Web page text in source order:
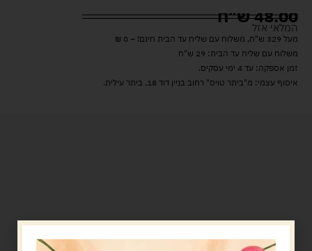
48.00ש"ח
המלאי אזל
מעל 329 ש"ח, משלוח עם שליח עד הבית חינם! – 0 ₪
משלוח עם שליח עד הבית: 29 ש"ח
זמן אספקה: עד 4 ימי עסקים.
איסוף עצמי: מ"ביתר טויס" רחוב בניין דוד 18, ביתר עילית.